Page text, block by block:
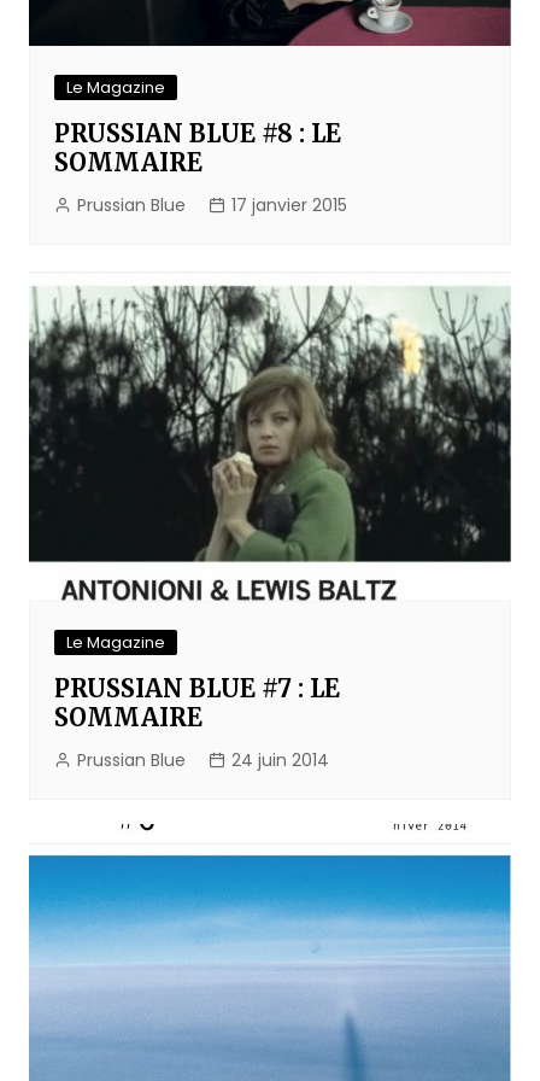
Le Magazine
PRUSSIAN BLUE #8 : LE
SOMMAIRE
Prussian Blue 17 janvier 2015
Le Magazine
PRUSSIAN BLUE #7 : LE
SOMMAIRE
Prussian Blue 24 juin 2014